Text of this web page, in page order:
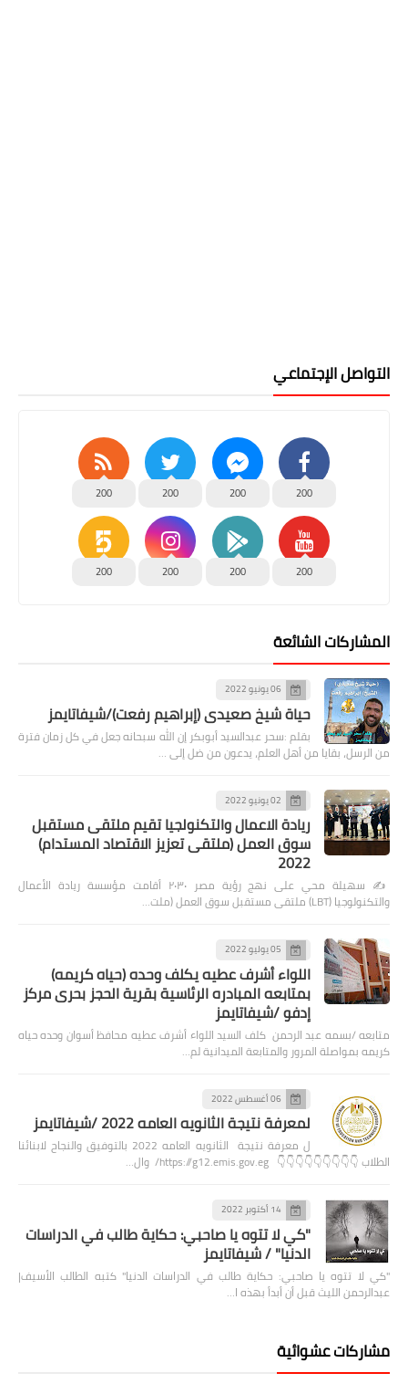
التواصل الإجتماعي
200
200
200
200
200
200
200
200
المشاركات الشائعة
06 يونيو 2022
حياة شيخ صعيدى (إبراهيم رفعت)/شيفاتايمز
بقلم :سحر عبدالسيد أبوبكر إن الله سبحانه جعل في كل زمان فترة
من الرسل، بقايا من أهل العلم، يدعون من ضل إلى …
02 يونيو 2022
ريادة الاعمال والتكنولجيا تقيم ملتقى مستقبل
سوق العمل (ملتقى تعزيز الاقتصاد المستدام)
2022
✍️ سهيلة محي على نهج رؤية مصر ٢٠٣٠ أقامت مؤسسة ريادة الأعمال
والتكنولوجيا (LBT) ملتقى مستقبل سوق العمل (ملت…
05 يوليو 2022
اللواء أشرف عطيه يكلف وحده (حياه كريمه)
بمتابعه المبادره الرئاسية بقرية الحجز بحرى مركز
إدفو /شيفاتايمز
متابعه /بسمه عبد الرحمن كلف السيد اللواء أشرف عطيه محافظ أسوان وحده حياه
كريمه بمواصلة المرور والمتابعة الميدانية لم…
06 أغسطس 2022
لمعرفة نتيجة الثانويه العامه 2022 /شيفاتايمز
ل معرفة نتيجة الثانويه العامه 2022 بالتوفيق والنجاح لابنائنا
الطلاب 👇👇👇👇👇👇👇👇👇 https://g12.emis.gov.eg/ وال…
14 أكتوبر 2022
"كي لا تتوه يا صاحبي: حكاية طالب في الدراسات
الدنيا" / شيفاتايمز
"كي لا تتوه يا صاحبي: حكاية طالب في الدراسات الدنيا" كتبه الطالب الأسيف|
عبدالرحمن الليث قبل أن أبدأ بهذه ا…
مشاركات عشوائية